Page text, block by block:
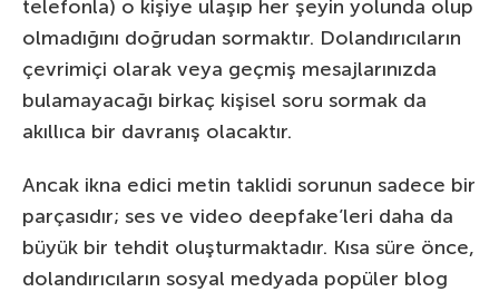
telefonla) o kişiye ulaşıp her şeyin yolunda olup
olmadığını doğrudan sormaktır. Dolandırıcıların
çevrimiçi olarak veya geçmiş mesajlarınızda
bulamayacağı birkaç kişisel soru sormak da
akıllıca bir davranış olacaktır.
Ancak ikna edici metin taklidi sorunun sadece bir
parçasıdır; ses ve video deepfake’leri daha da
büyük bir tehdit oluşturmaktadır. Kısa süre önce,
dolandırıcıların sosyal medyada popüler blog